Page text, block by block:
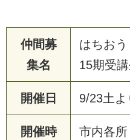
仲間募
集名
はちお
15期受講
開催日 9/23土よ
開催時
市内各所